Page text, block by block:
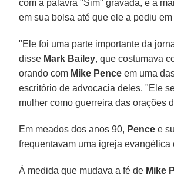
com a palavra "Sim" gravada, e a
em sua bolsa até que ele a pediu
"Ele foi uma parte importante da
disse Mark Bailey, que costumava
orando com Mike Pence em uma
escritório de advocacia deles. "Ele
mulher como guerreira das orações
Em meados dos anos 90, Pence e
frequentavam uma igreja evangélica
À medida que mudava a fé de Mike